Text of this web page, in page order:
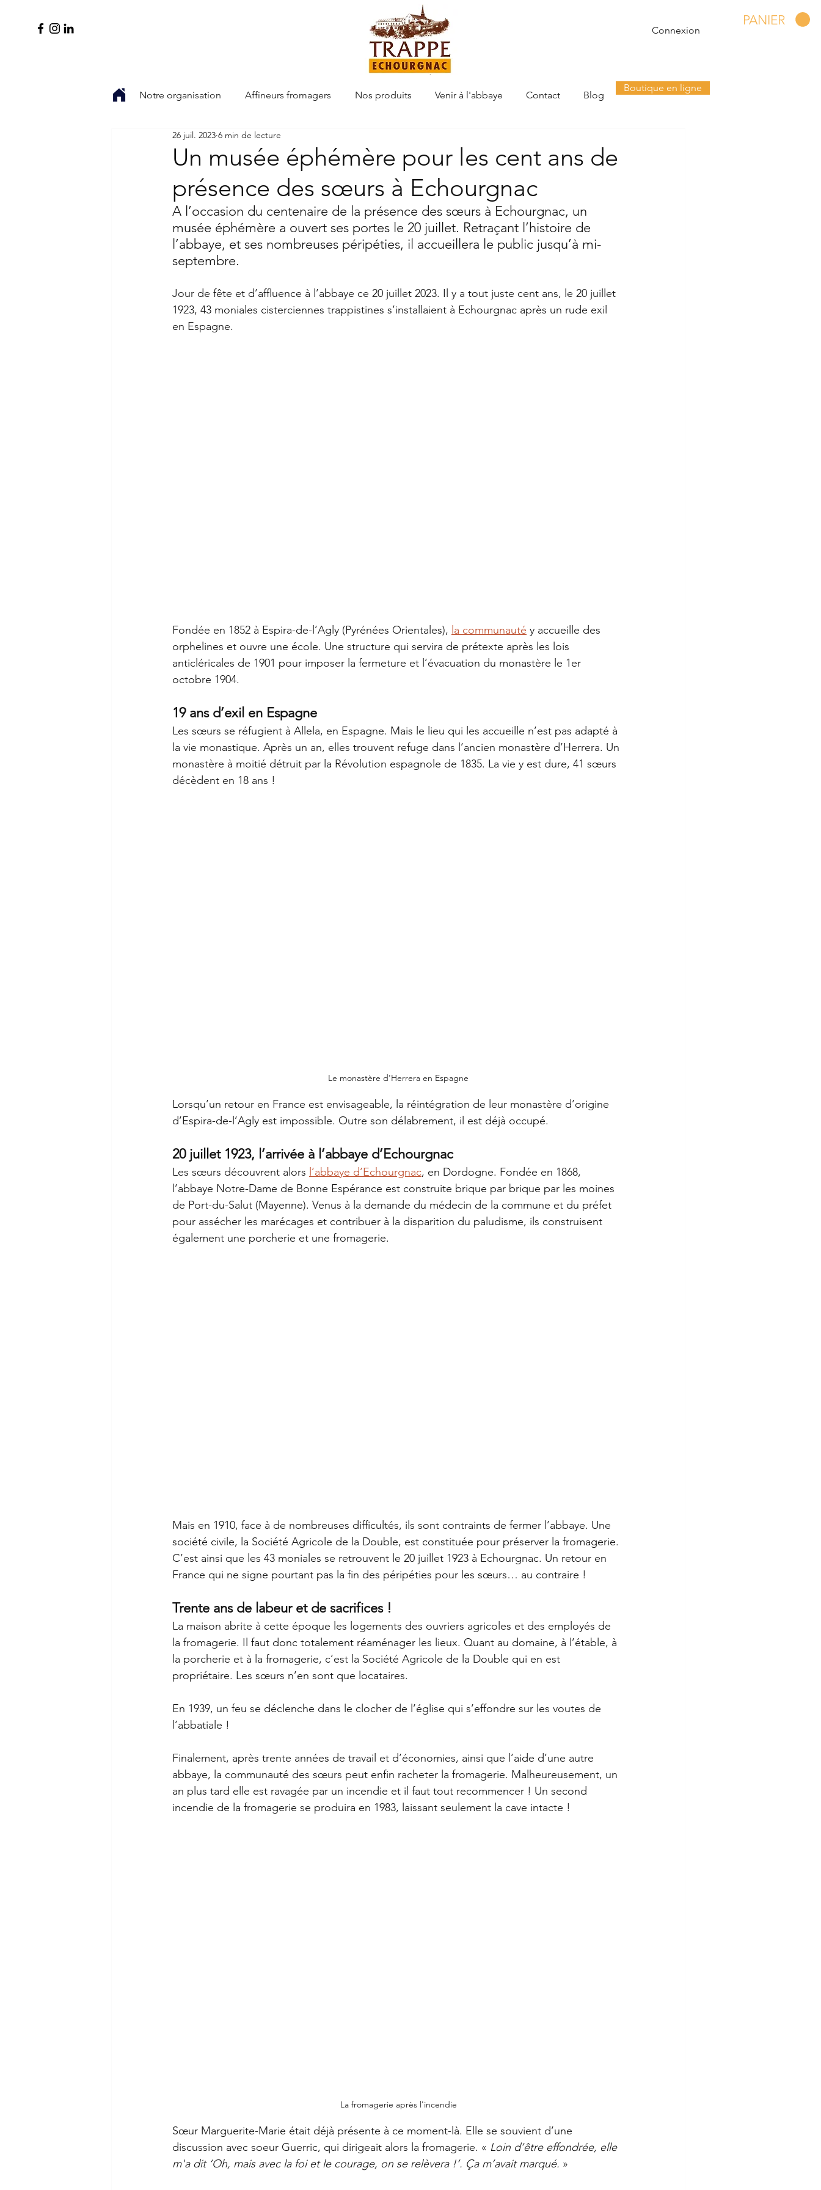
PANIER
Connexion
Notre organisation Affineurs fromagers Nos produits Venir à l'abbaye Contact Blog
Boutique en ligne
Un musée éphémère pour les cent ans de
présence des sœurs à Echourgnac
26 juil. 2023 6 min de lecture
A l’occasion du centenaire de la présence des sœurs à Echourgnac, un
musée éphémère a ouvert ses portes le 20 juillet. Retraçant l’histoire de
l’abbaye, et ses nombreuses péripéties, il accueillera le public jusqu’à mi-
septembre.
Jour de fête et d’affluence à l’abbaye ce 20 juillet 2023. Il y a tout juste cent ans, le 20 juillet
1923, 43 moniales cisterciennes trappistines s’installaient à Echourgnac après un rude exil
en Espagne.
Fondée en 1852 à Espira-de-l’Agly (Pyrénées Orientales), la communauté y accueille des
orphelines et ouvre une école. Une structure qui servira de prétexte après les lois
anticléricales de 1901 pour imposer la fermeture et l’évacuation du monastère le 1er
octobre 1904.
19 ans d’exil en Espagne
Les sœurs se réfugient à Allela, en Espagne. Mais le lieu qui les accueille n’est pas adapté à
la vie monastique. Après un an, elles trouvent refuge dans l’ancien monastère d’Herrera. Un
monastère à moitié détruit par la Révolution espagnole de 1835. La vie y est dure, 41 sœurs
décèdent en 18 ans !
Le monastère d'Herrera en Espagne
Lorsqu’un retour en France est envisageable, la réintégration de leur monastère d’origine
d’Espira-de-l’Agly est impossible. Outre son délabrement, il est déjà occupé.
20 juillet 1923, l’arrivée à l’abbaye d’Echourgnac
Les sœurs découvrent alors l’abbaye d’Echourgnac, en Dordogne. Fondée en 1868,
l’abbaye Notre-Dame de Bonne Espérance est construite brique par brique par les moines
de Port-du-Salut (Mayenne). Venus à la demande du médecin de la commune et du préfet
pour assécher les marécages et contribuer à la disparition du paludisme, ils construisent
également une porcherie et une fromagerie.
Mais en 1910, face à de nombreuses difficultés, ils sont contraints de fermer l’abbaye. Une
société civile, la Société Agricole de la Double, est constituée pour préserver la fromagerie.
C’est ainsi que les 43 moniales se retrouvent le 20 juillet 1923 à Echourgnac. Un retour en
France qui ne signe pourtant pas la fin des péripéties pour les sœurs… au contraire !
Trente ans de labeur et de sacrifices !
La maison abrite à cette époque les logements des ouvriers agricoles et des employés de
la fromagerie. Il faut donc totalement réaménager les lieux. Quant au domaine, à l’étable, à
la porcherie et à la fromagerie, c’est la Société Agricole de la Double qui en est
propriétaire. Les sœurs n’en sont que locataires.
En 1939, un feu se déclenche dans le clocher de l’église qui s’effondre sur les voutes de
l’abbatiale !
Finalement, après trente années de travail et d’économies, ainsi que l’aide d’une autre
abbaye, la communauté des sœurs peut enfin racheter la fromagerie. Malheureusement, un
an plus tard elle est ravagée par un incendie et il faut tout recommencer ! Un second
incendie de la fromagerie se produira en 1983, laissant seulement la cave intacte !
La fromagerie après l'incendie
Sœur Marguerite-Marie était déjà présente à ce moment-là. Elle se souvient d’une
discussion avec soeur Guerric, qui dirigeait alors la fromagerie. « Loin d’être effondrée, elle
m'a dit ‘Oh, mais avec la foi et le courage, on se relèvera !’. Ça m’avait marqué. »